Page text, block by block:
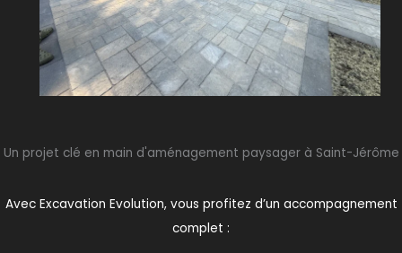
Un projet clé en main d'aménagement paysager à Saint-Jérôme
Avec Excavation Evolution, vous profitez d’un accompagnement
complet :